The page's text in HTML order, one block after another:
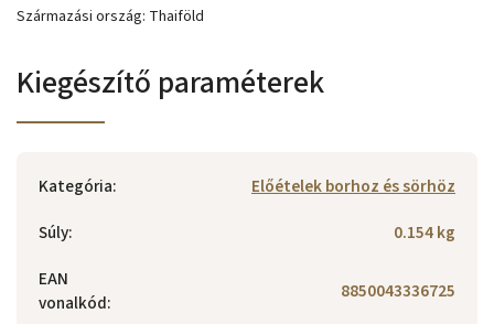
Származási ország: Thaiföld
Kiegészítő paraméterek
Kategória:
Előételek borhoz és sörhöz
Súly:
0.154 kg
EAN
vonalkód: 8850043336725